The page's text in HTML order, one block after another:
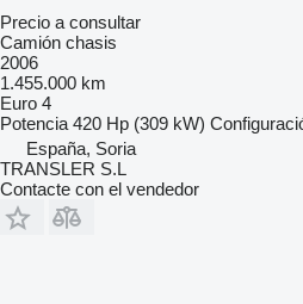
Precio a consultar
Camión chasis
2006
1.455.000 km
Euro 4
Potencia 420 Hp (309 kW)
España, Soria
TRANSLER S.L
Contacte con el vendedor